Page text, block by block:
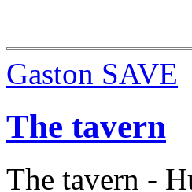
Gaston SAVE
The tavern
The tavern -